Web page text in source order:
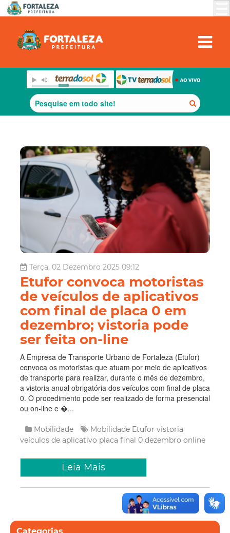
Terça, 02 Dezembro 2025 09:12
Etufor convoca motoristas
de veículos de aplicativos
com final de placa 0 em
dezembro; vistoria pode
ser feita on-line
A Empresa de Transporte Urbano de Fortaleza (Etufor)
convoca os motoristas que atuam por meio de aplicativos
de transporte para realizar, durante o mês de dezembro,
a vistoria anual obrigatória dos veículos com final de placa
0. O procedimento pode ser realizado de forma presencial
ou on-line e �...
Mobilidade Mobilidade Etufor vistoria
veículos de aplicativo placa final 0 dezembro online
Leia Mais